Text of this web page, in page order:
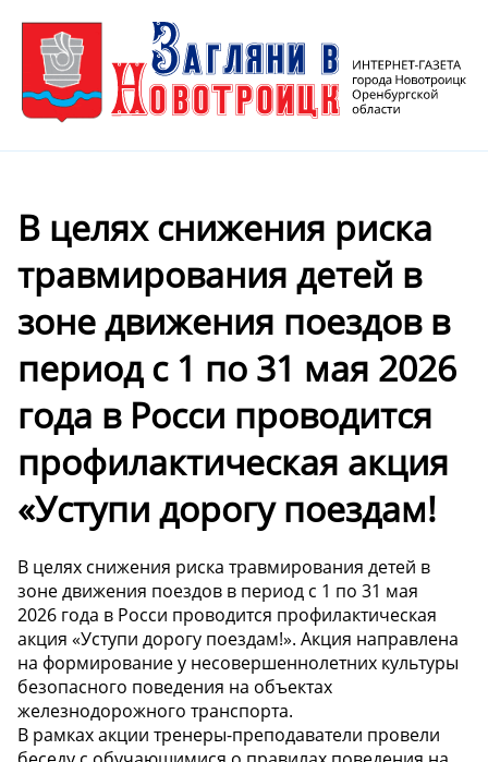
В целях снижения риска
травмирования детей в
зоне движения поездов в
период с 1 по 31 мая 2026
года в Росси проводится
профилактическая акция
«Уступи дорогу поездам!
В целях снижения риска травмирования детей в
зоне движения поездов в период с 1 по 31 мая
2026 года в Росси проводится профилактическая
акция «Уступи дорогу поездам!». Акция направлена
на формирование у несовершеннолетних культуры
безопасного поведения на объектах
железнодорожного транспорта.
В рамках акции тренеры-преподаватели провели